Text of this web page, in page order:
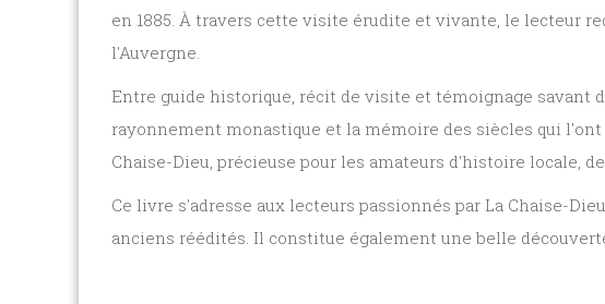
en 1885. À travers cette visite érudite et vivante, le lecteur
l'Auvergne.
Entre guide historique, récit de visite et témoignage savant
rayonnement monastique et la mémoire des siècles qui l'ont
Chaise-Dieu, précieuse pour les amateurs d'histoire locale,
Ce livre s'adresse aux lecteurs passionnés par La Chaise-Dieu
anciens réédités. Il constitue également une belle